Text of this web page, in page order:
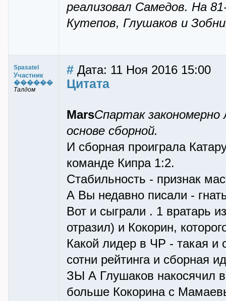
реализовал Самедов. На
Кутепов, Глушаков и
Spasatel
Участник
������
Талдом
# Дата: 11 Ноя 2016 15:00
Цитата
MarsСпартак
основе сборной.
И сборная проиграла
команде Кипра 1:2.
Стабильность - признак
А Вы недавно писали -
Вот и сыграли . 1 вратарь
отразил) и Кокорин,
Какой лидер в ЧР - такая и
сотни рейтинга и сборная
ЗЫ А Глушаков накосячил
больше Кокорина с